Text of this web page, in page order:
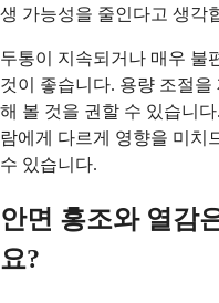
생 가능성을 줄인다고 생각
두통이 지속되거나 매우 불
것이 좋습니다. 용량 조절
해 볼 것을 권할 수 있습니
람에게 다르게 영향을 미치
수 있습니다.
안면 홍조와 열감
요?